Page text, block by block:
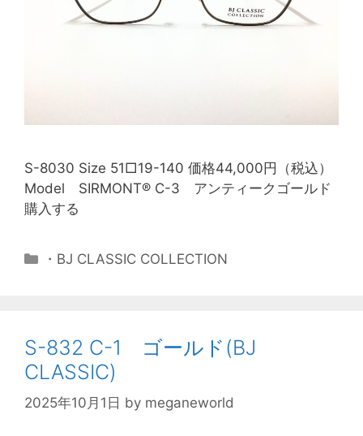
S-8030 Size 51□19-140 価格44,000円（税込）
Model SIRMONT® C-3 アンティークゴールド
購入する
・BJ CLASSIC COLLECTION
S-832 C-1 ゴールド(BJ
CLASSIC)
2025年10月1日 by meganeworld